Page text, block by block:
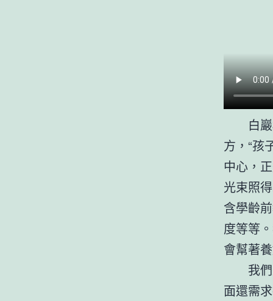
白
方，“孩
中心，
光束照
含學齡
度等等
會幫著
我
面還需